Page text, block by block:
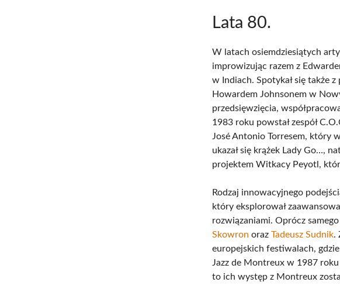
Lata 80.
W latach osiemdziesiątych
improwizując razem z
w Indiach. Spotykał się także
Howardem Johnsonem w
przedsięwzięcia,
1983 roku powstał zespół
José Antonio Torresem, który
ukazał się krążek Lady Go…,
projektem Witkacy Peyotl,
Rodzaj innowacyjnego
który eksplorował
rozwiązaniami. Oprócz
Skowron orazTadeusz Sudnik.
europejskich festiwalach, gdzie
Jazz de Montreux w 1987
to ich występ z Montreux